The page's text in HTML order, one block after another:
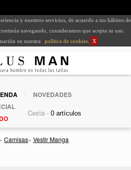
y nuestros servicios, de acuerdo a tus hábitos de
navegando, consideramos que acepta su uso.
en nuestra
política de cookies X
NOVEDADES
Cesta -
» Camisas» Vestir Manga